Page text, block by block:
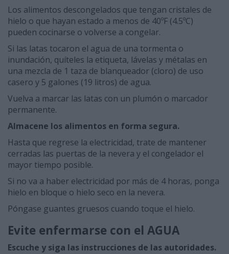
Los alimentos descongelados que tengan cristales de
hielo o que hayan estado a menos de 40ºF (4.5ºC)
pueden cocinarse o volverse a congelar.
Si las latas tocaron el agua de una tormenta o
inundación, quíteles la etiqueta, lávelas y métalas en
una mezcla de 1 taza de blanqueador (cloro) de uso
casero y 5 galones (19 litros) de agua.
Vuelva a marcar las latas con un plumón o marcador
permanente.
Almacene los alimentos en forma segura.
Hasta que regrese la electricidad, trate de mantener
cerradas las puertas de la nevera y el congelador el
mayor tiempo posible.
Si no va a haber electricidad por más de 4 horas, ponga
hielo en bloque o hielo seco en la nevera.
Póngase guantes gruesos cuando toque el hielo.
Evite enfermarse con el AGUA
Escuche y siga las instrucciones de las autoridades.